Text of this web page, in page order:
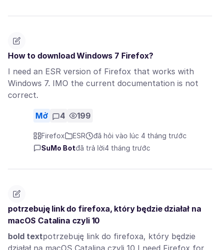
How to download Windows 7 Firefox?
I need an ESR version of Firefox that works with
Windows 7. IMO the current documentation is not
correct.
Mở 4 199
Firefox ESR
đã hỏi vào lúc 4 tháng trước
SuMo Botđã trả lời4 tháng trước
potrzebuję link do firefoxa, który będzie działał na
macOS Catalina czyli 10
bold textpotrzebuję link do firefoxa, który będzie